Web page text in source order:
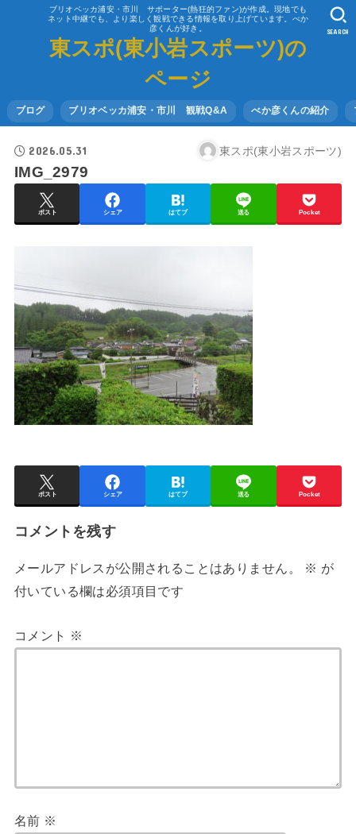
ブリオベッカ浦安・市川 サポーター(熱狂的ファン)が作成。現地でも
ネット中継でも、より楽しく観戦できる情報を取り上げています。べか
彦くんが好き。
東スポ(東小岩スポーツ)の
ページ
ブログ ブリオベッカ浦安・市川 観戦Q&A べか彦くんの紹介
SEARCH
2026.05.31 東スポ(東小岩スポーツ)
IMG_2979
ポスト シェア はてブ 送る Pocket
ポスト シェア はてブ 送る Pocket
コメントを残す
メールアドレスが公開されることはありません。 ※ が
付いている欄は必須項目です
コメント ※
名前 ※